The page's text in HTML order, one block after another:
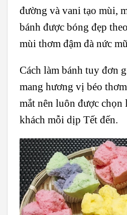
đường và vani tạo mùi,
bánh được bóng đẹp
mùi thơm đậm đà nức
Cách làm bánh tuy đơn
mang hương vị béo
mắt nên luôn được chọn
khách mỗi dịp Tết đến.